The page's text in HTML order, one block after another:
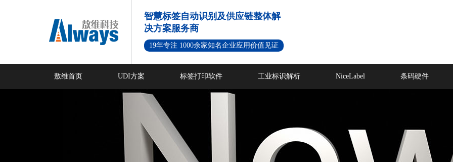
智慧标签自动识别及供应链整体解
决方案服务商
19年专注 1000余家知名企业应用价值见证
敖维首页 UDI方案 标签打印软件 工业标识解析 NiceLabel 条码硬件
成功案例